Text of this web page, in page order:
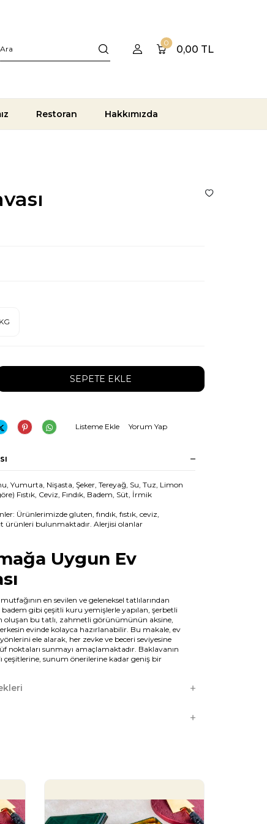
0
0,00 TL
Restoran Hakkımızda
SEPETE EKLE
Listeme Ekle Yorum Yap
Yumurta, Nişasta, Şeker, Tereyağ, Su, Tuz, Limon
Fıstık, Ceviz, Fındık, Badem, Süt, İrmik
Ürünlerimizde gluten, fındık, fıstık, ceviz,
ürünleri bulunmaktadır. Alerjisi olanlar
Uygun Ev
en sevilen ve geleneksel tatlılarından
badem gibi çeşitli kuru yemişlerle yapılan, şerbetli
oluşan bu tatlı, zahmetli görünümünün aksine,
evinde kolayca hazırlanabilir. Bu makale, ev
yönlerini ele alarak, her zevke ve beceri seviyesine
noktaları sunmayı amaçlamaktadır. Baklavanın
çeşitlerine, sunum önerilerine kadar geniş bir
Ev Baklavası
süresi de çıtırlığı ve yumuşaklığı belirler. Her
tariflerle yaşatılır.
zenginliğini gösterir. Her yöresel tarif, farklı